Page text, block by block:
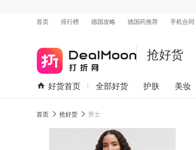
首页
排行榜 德国攻略 德国药推荐 手机合同
抢好货
好货首页 全部好货 护肤 美妆
首页 抢好货 男士